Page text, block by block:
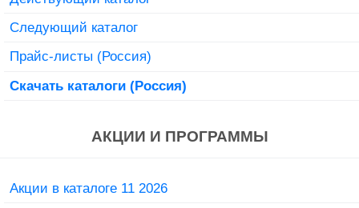
Следующий каталог
Прайс-листы (Россия)
Скачать каталоги (Россия)
АКЦИИ И ПРОГРАММЫ
Акции в каталоге 11 2026